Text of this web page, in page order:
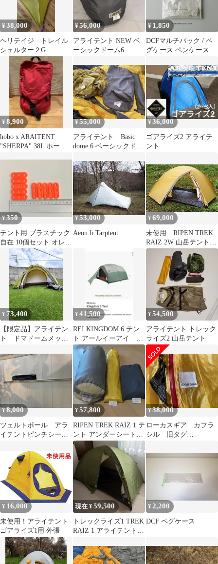
¥38,000
ヘリテイジ トレイル
シェルター２G
¥56,000
アライテント NEW ベ
ーシックドーム6
¥ 1,850
DCFマルチパック / ペ
グケース ペンケース ダ
¥8,900
hobo x ARAITENT
"SHERPA" 38L ホーボ
¥55,000
アライテント Basic
dome 6 ベーシックドー
¥36,000
ゴアライズ2 アライテ
ント
¥350
テント用 プラスチック
自在 10個セット オレン
¥53,000
Aeon li Tarptent
¥69,000
未使用 RIPEN TREK
RAIZ 2W 山岳テント
(両入口タイプ)
¥ 73,400
【限定品】アライテン
ト ドマドームメッシ
¥41,500
REI KINGDOM 6 テン
ト アールイーアイ ア
メリカ
¥54,500
アライテント トレック
ライズ2 山岳テント
¥8,000
ツェルトポール アラ
イテントピンチシート
¥57,800
RIPEN TREK RAIZ 1 テ
ント アンダーシート
付 定価¥63,030
¥38,000
ローカスギア カフラ
シル 旧タグ
¥ 16,000
未使用！アライテント
ゴアライズ1用 外張
現在 ¥59,500
トレックライズ1 TREK
RAIZ 1 アライテント
¥2,200
DCF ペグケース